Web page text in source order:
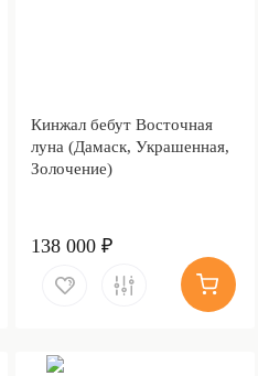
Кинжал бебут Восточная
луна (Дамаск, Украшенная,
Золочение)
138 000 ₽